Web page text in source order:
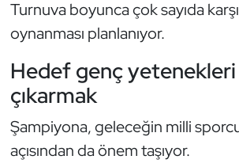
Turnuva boyunca çok sayıda
oynanması planlanıyor.
Hedef genç
çıkarmak
Şampiyona, geleceğin milli
açısından da önem taşıyor.
Motor Sporları
Muay Thai
Okçuluk
Optimist